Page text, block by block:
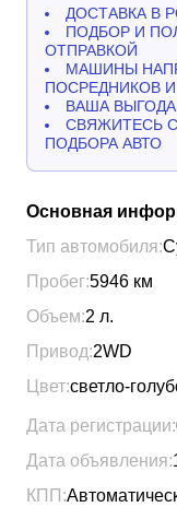
ДОСТАВКА В
ПОДБОР И
ОТПРАВКОЙ
МАШИНЫ
ПОСРЕДНИКОВ
ВАША
СВЯЖИТЕСЬ
ПОДБОРА АВТО
Основная
Тип автомобиля:
Пробег:5946 км
Объем:2 л.
Привод:2WD
Цвет:светло-
Дата регистрации:
Дата объявления:
КПП: